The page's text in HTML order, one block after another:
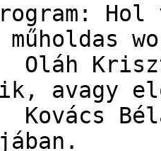
Hol
Oláh
avagy
Kovács